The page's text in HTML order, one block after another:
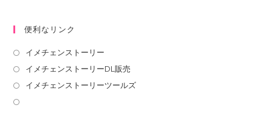
便利なリンク
イメチェンストーリー
イメチェンストーリーDL販売
イメチェンストーリーツールズ